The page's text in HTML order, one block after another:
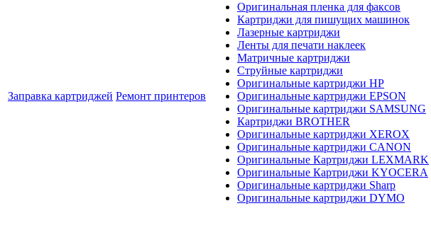
Заправка картриджей Ремонт принтеров
Оригинальная пленка для факсов
Картриджи для пишущих машинок
Лазерные картриджи
Ленты для печати наклеек
Матричные картриджи
Струйные картриджи
Оригинальные картриджи HP
Оригинальные картриджи EPSON
Оригинальные картриджи SAMSUNG
Картриджи BROTHER
Оригинальные картриджи XEROX
Оригинальные картриджи CANON
Оригинальные Картриджи LEXMARK
Оригинальные Картриджи KYOCERA
Оригинальные картриджи Sharp
Оригинальные картриджи DYMO